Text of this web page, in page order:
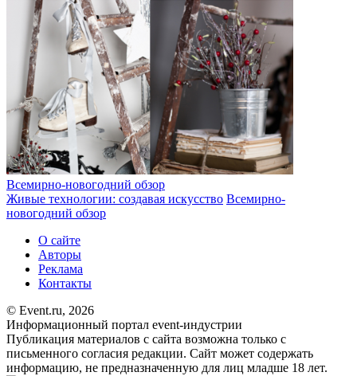
Всемирно-новогодний обзор
Живые технологии: создавая искусство Всемирно-
новогодний обзор
О сайте
Авторы
Реклама
Контакты
© Event.ru, 2026
Информационный портал event-индустрии
Публикация материалов с сайта возможна только с
письменного согласия редакции. Сайт может содержать
информацию, не предназначенную для лиц младше 18 лет.